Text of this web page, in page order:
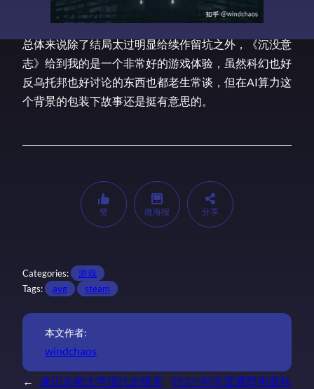
总体来说除了结局太过明显给续作留坑之外，《沉没意
志》给到我的是一个非常好的游戏体验，虽然科幻也好
反乌托邦也好讨论的东西也都老生常谈，但在AI算力这
个背景的包装下故事还是挺有意思的。
赞 微海报 分享
Categories:
游戏
Tags:
avg steam
本文作者:
windchaos
←
速记京都大学现代史研究
约2小时非普通型闲逛秋